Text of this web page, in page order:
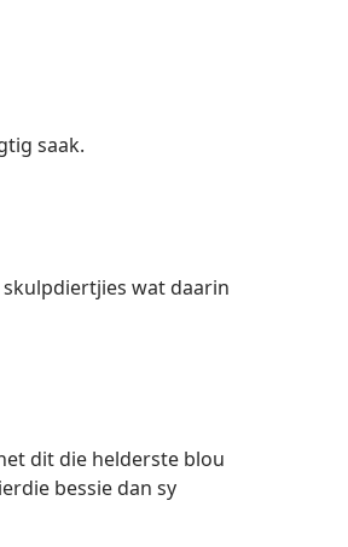
saak.
wat daarin
dit die helderste blou
bessie dan sy